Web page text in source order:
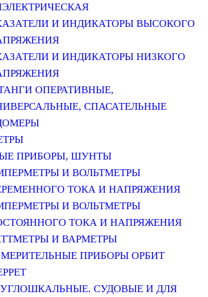
И ИНДИКАТОРЫ ВЫСОКОГО
И ИНДИКАТОРЫ НИЗКОГО
ОПЕРАТИВНЫЕ,
СПАСАТЕЛЬНЫЕ
ПРИБОРЫ, ШУНТЫ
И ВОЛЬТМЕТРЫ
ТОКА И НАПРЯЖЕНИЯ
И ВОЛЬТМЕТРЫ
ТОКА И НАПРЯЖЕНИЯ
И ВАРМЕТРЫ
ПРИБОРЫ ОРБИТ
СУДОВЫЕ И ДЛЯ